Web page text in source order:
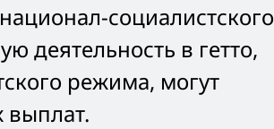
социалистского
деятельность в гетто,
режима, могут
выплат.